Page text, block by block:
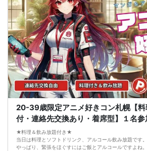
なりますが、当日に参加者のキャンセルで比率が崩れた
回った場合、一切返金などの保証はいたしませんのでご
4. イベントページ内の「お申し込み状況」等はキャンセ
数、男女比率と異なる可能性がございます。
5. 当日は店舗の外ではなく店舗内で受付いたします。店
で来た」旨をお伝えください。
6. お釣りの用意はございませんので、出ないようにご準
7. 当日は年齢確認のできる身分証をお持ちください。イ
ことが発覚した場合、参加費を全額徴収し返金はいたし
8. 15分以上の遅刻はキャンセルとみなす可能性がありま
9. 当日受付にお越しになってからのキャンセル、途中キ
10. イベント中止に伴うユーザーへの返金額は、チケッ
泊費、通信費等の返金は行いません。
11. 領収書の発行はいたしかねます。
お申し込みが完了した時点で上記すべての事項に同意し
8/23(日)平成生まれ限定コン札幌
20-39歳限定アニメ好きコン札幌【
付・連絡先交換あり・着席型】１名
★料理＆飲み放題付き★
当日は料理とソフトドリンク、アルコール飲み放題です。
やっぱり、緊張をほぐすにはご飯とアルコールですよね。